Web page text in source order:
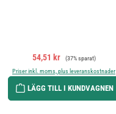
Försäljningspris:
54,51 kr Ordinarie pris:
(37% sparat)
Priser inkl. moms, plus leveranskostnader
LÄGG TILL I KUNDVAGNEN